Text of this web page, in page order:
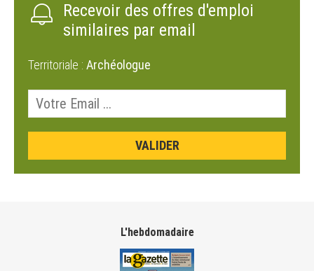
Recevoir des offres d'emploi
similaires par email
Territoriale : Archéologue
L'hebdomadaire